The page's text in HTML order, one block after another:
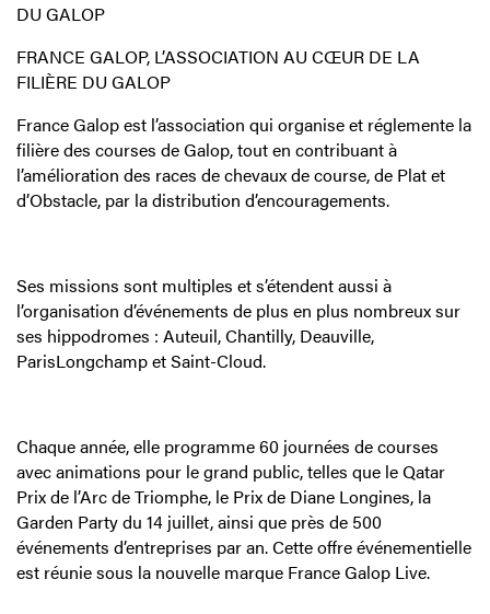
DU GALOP
FRANCE GALOP, L’ASSOCIATION AU CŒUR DE LA
FILIÈRE DU GALOP
France Galop est l’association qui organise et réglemente la
filière des courses de Galop, tout en contribuant à
l’amélioration des races de chevaux de course, de Plat et
d’Obstacle, par la distribution d’encouragements.
Ses missions sont multiples et s’étendent aussi à
l’organisation d’événements de plus en plus nombreux sur
ses hippodromes : Auteuil, Chantilly, Deauville,
ParisLongchamp et Saint-Cloud.
Chaque année, elle programme 60 journées de courses
avec animations pour le grand public, telles que le Qatar
Prix de l’Arc de Triomphe, le Prix de Diane Longines, la
Garden Party du 14 juillet, ainsi que près de 500
événements d’entreprises par an. Cette offre événementielle
est réunie sous la nouvelle marque France Galop Live.